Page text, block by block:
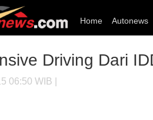
Home Autonews
Driving Dari
06:50 WIB |